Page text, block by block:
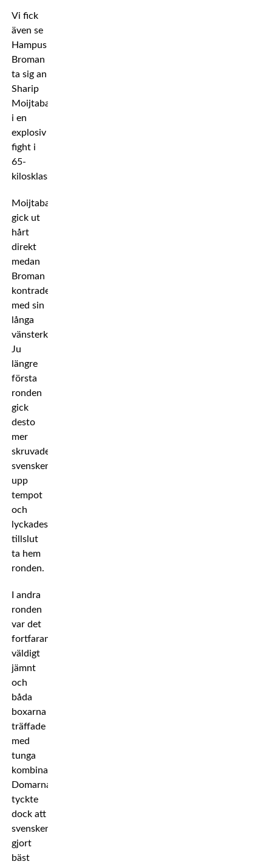
Vi fick
även se
Hampus
Broman
ta sig an
Sharip
Moijtaba
i en
explosiv
fight i
65-
kilosklassen.
Moijtaba
gick ut
hårt
direkt
medan
Broman
kontrade
med sin
långa
vänsterkrok.
Ju
längre
första
ronden
gick
desto
mer
skruvade
svensken
upp
tempot
och
lyckades
tillslut
ta hem
ronden.
I andra
ronden
var det
fortfarande
väldigt
jämnt
och
båda
boxarna
träffade
med
tunga
kombinationer.
Domarna
tyckte
dock att
svensken
gjort
bäst